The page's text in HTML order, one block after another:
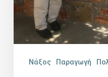
Νάξος Παραγωγή